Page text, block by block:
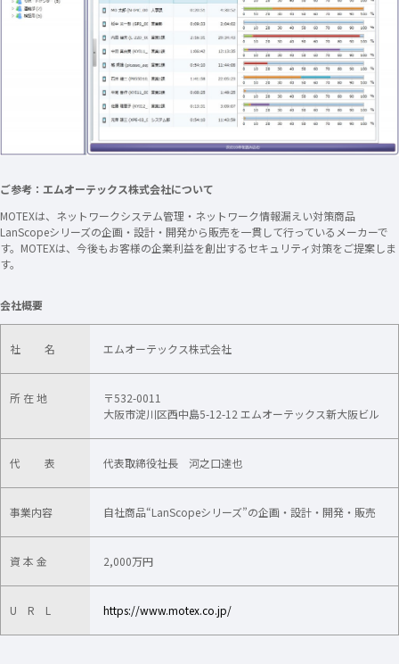
ご参考：エムオーテックス株式会社について
MOTEXは、ネットワークシステム管理・ネットワーク情報漏えい対策商品
LanScopeシリーズの企画・設計・開発から販売を一貫して行っているメーカーで
す。MOTEXは、今後もお客様の企業利益を創出するセキュリティ対策をご提案しま
す。
会社概要
社 名 エムオーテックス株式会社
所 在 地
〒532-0011
大阪市淀川区西中島5-12-12 エムオーテックス新大阪ビル
代 表 代表取締役社長 河之口達也
事業内容 自社商品“LanScopeシリーズ”の企画・設計・開発・販売
資 本 金 2,000万円
U R L https://www.motex.co.jp/